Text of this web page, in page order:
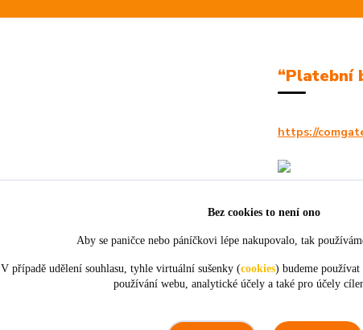
“Platební
https://
Bez cookies to není ono
Aby se paničce nebo páníčkovi lépe nakupovalo, tak
V případě udělení souhlasu, tyhle virtuální sušenky (cookies) budeme
používání webu, analytické účely a také pro účely